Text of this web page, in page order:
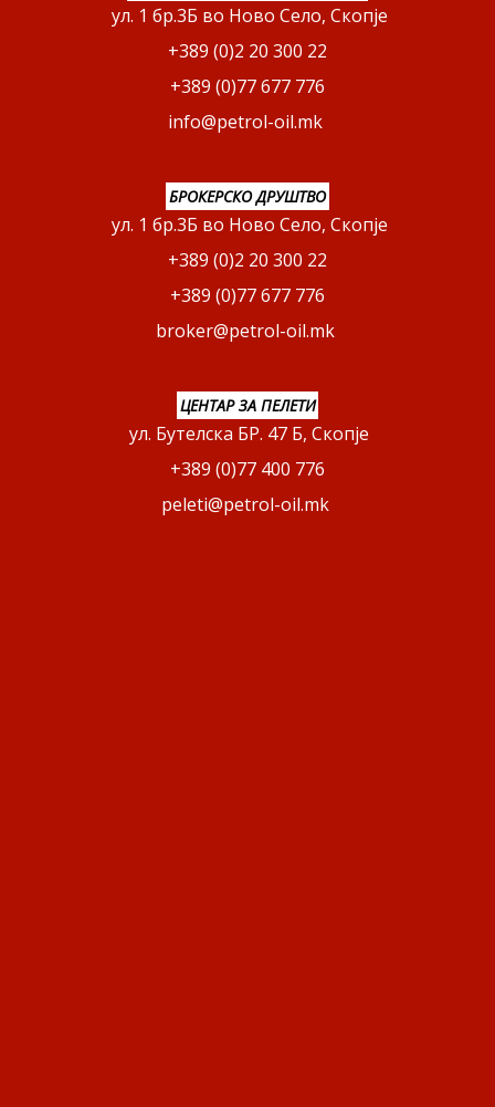
ул. 1 бр.3Б во Ново Село, Скопје
+389 (0)2 20 300 22
+389 (0)77 677 776
info@petrol-oil.mk
БРОКЕРСКО ДРУШТВО
ул. 1 бр.3Б во Ново Село, Скопје
+389 (0)2 20 300 22
+389 (0)77 677 776
broker@petrol-oil.mk
ЦЕНТАР ЗА ПЕЛЕТИ
ул. Бутелска БР. 47 Б, Скопје
+389 (0)77 400 776
peleti@petrol-oil.mk